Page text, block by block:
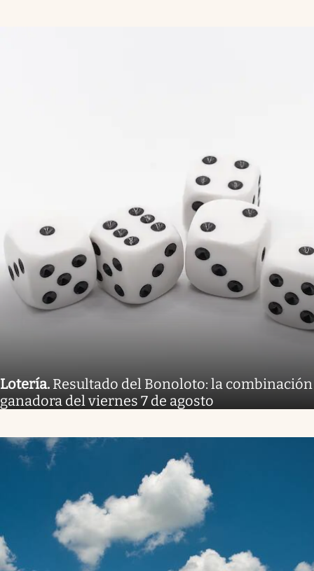
Lotería. Resultado del Bonoloto: la combinación
ganadora del viernes 7 de agosto